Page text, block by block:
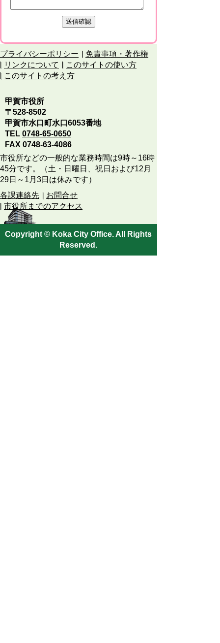
プライバシーポリシー
免責事項・著作権
リンクについて
このサイトの使い方
このサイトの考え方
甲賀市役所
〒528-8502
甲賀市水口町水口6053番地
TEL 0748-65-0650
FAX 0748-63-4086
市役所などの一般的な業務時間は9時～16時
45分です。（土・日曜日、祝日および12月
29日～1月3日は休みです）
各課連絡先
お問合せ
市役所までのアクセス
Copyright © Koka City Office. All Rights
Reserved.